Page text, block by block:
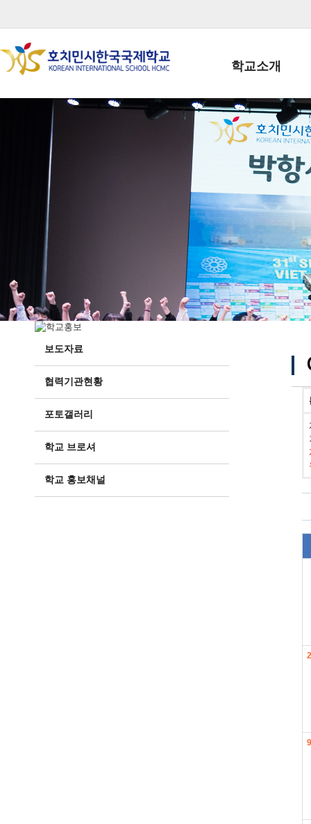
학교소개
학교장인사말
학생회장인사말
학교상징
학교 CI
교직원현황
학생현황
위치/전화
전경사진
보도자료
협력기관현황
포토갤러리
학교 브로셔
학교 홍보채널
2
9